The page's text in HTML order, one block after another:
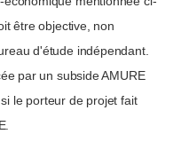
être objective, non
d'étude indépendant.
par un subside AMURE
le porteur de projet fait